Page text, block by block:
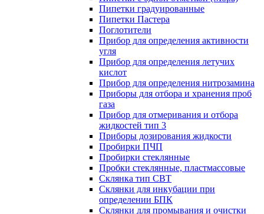
Пипетки градуированные
Пипетки Пастера
Поглотители
Прибор для определения активности
угля
Прибор для определения летучих
кислот
Прибор для определения нитрозамина
Приборы для отбора и хранения проб
газа
Прибор для отмеривания и отбора
жидкостей тип 3
Приборы дозирования жидкости
Пробирки ПЧП
Пробирки стеклянные
Пробки стеклянные, пластмассовые
Склянка тип СВТ
Склянки для инкубации при
определении БПК
Склянки для промывания и очистки